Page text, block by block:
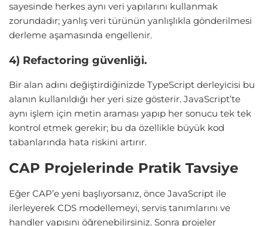
sayesinde herkes aynı veri yapılarını kullanmak
zorundadır; yanlış veri türünün yanlışlıkla gönderilmesi
derleme aşamasında engellenir.
4) Refactoring güvenliği.
Bir alan adını değiştirdiğinizde TypeScript derleyicisi bu
alanın kullanıldığı her yeri size gösterir. JavaScript’te
aynı işlem için metin araması yapıp her sonucu tek tek
kontrol etmek gerekir; bu da özellikle büyük kod
tabanlarında hata riskini artırır.
CAP Projelerinde Pratik Tavsiye
Eğer CAP’e yeni başlıyorsanız, önce JavaScript ile
ilerleyerek CDS modellemeyi, servis tanımlarını ve
handler yapısını öğrenebilirsiniz. Sonra projeler